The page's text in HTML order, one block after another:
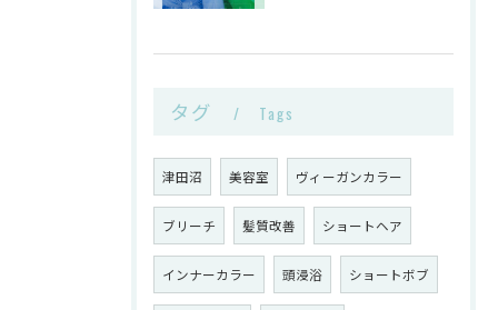
タグ Tags
津田沼 美容室 ヴィーガンカラー
ブリーチ 髪質改善 ショートヘア
インナーカラー 頭浸浴 ショートボブ